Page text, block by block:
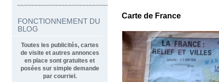
~~~~~~~~~~~~~~~~~~~~~~~~~~~~~~~~~~
FONCTIONNEMENT DU
BLOG
Toutes les publicités, cartes
de visite et autres annonces
en place sont gratuites et
posées sur simple demande
par courriel.
Carte de France